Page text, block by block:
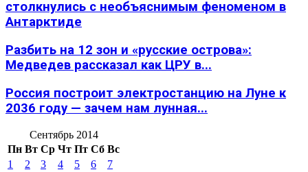
столкнулись с необъяснимым феноменом в
Антарктиде
Разбить на 12 зон и «русские острова»:
Медведев рассказал как ЦРУ в...
Россия построит электростанцию на Луне к
2036 году — зачем нам лунная...
Сентябрь 2014
Пн Вт Ср Чт Пт Сб Вс
1
2 3 4 5 6
7